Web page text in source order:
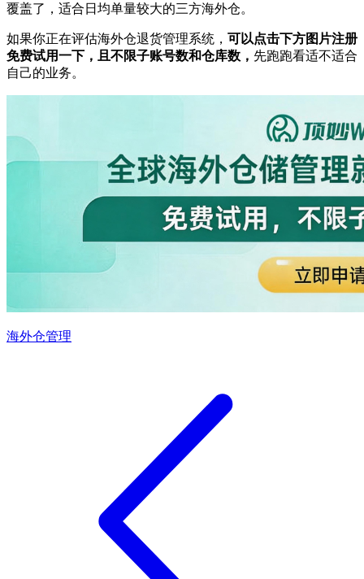
覆盖了，适合日均单量较大的三方海外仓。
如果你正在评估海外仓退货管理系统， 可以点击下方图片注册
免费试用一下，且不限子账号数和仓库数， 先跑跑看适不适合
自己的业务。
海外仓管理